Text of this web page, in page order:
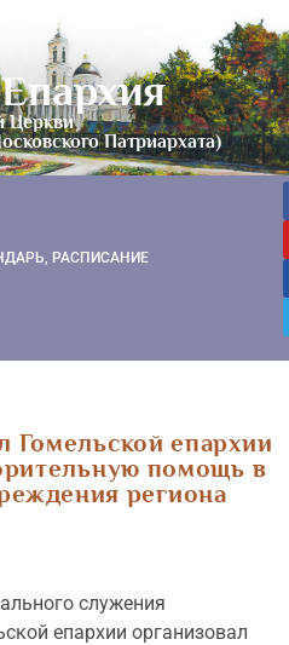
Церкви
Патриархата)
РАСПИСАНИЕ
епархии
помощь в
региона
служения
епархии организовал